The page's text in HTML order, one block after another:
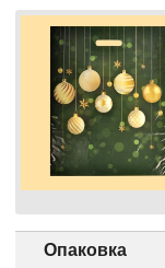
Опаковка